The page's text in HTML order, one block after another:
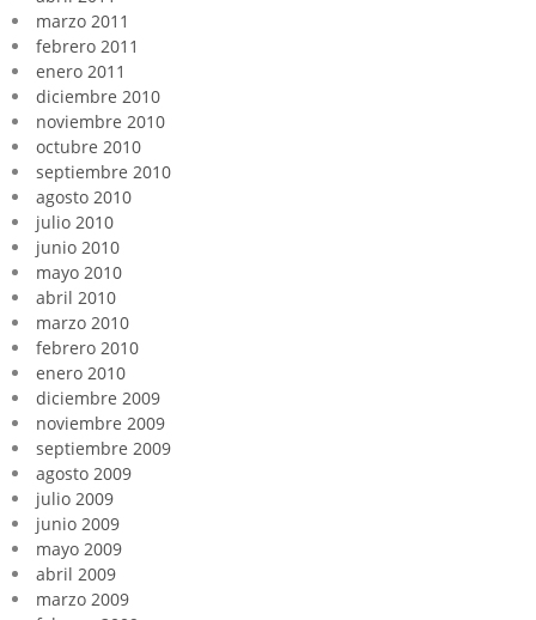
marzo 2011
febrero 2011
enero 2011
diciembre 2010
noviembre 2010
octubre 2010
septiembre 2010
agosto 2010
julio 2010
junio 2010
mayo 2010
abril 2010
marzo 2010
febrero 2010
enero 2010
diciembre 2009
noviembre 2009
septiembre 2009
agosto 2009
julio 2009
junio 2009
mayo 2009
abril 2009
marzo 2009